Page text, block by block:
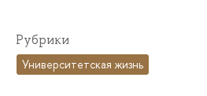
Рубрики
Университетская жизнь